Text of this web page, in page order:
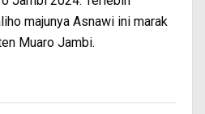
majunya Asnawi ini marak
Muaro Jambi.